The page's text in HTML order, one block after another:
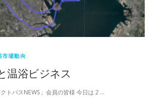
市場動向
温浴ビジネス
トパスNEWS」会員の皆様 今日は 2 …